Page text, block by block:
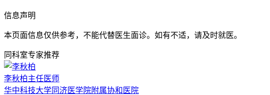
信息声明
本页面信息仅供参考，不能代替医生面诊。如有不适，请及时就医。
同科室专家推荐
李秋柏主任医师
华中科技大学同济医学院附属协和医院